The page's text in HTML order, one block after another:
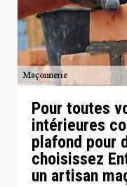
Pour toutes
intérieures
plafond pour
choisissez
un artisan